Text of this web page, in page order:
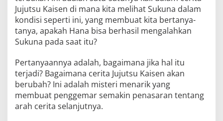
Jujutsu Kaisen di mana kita melihat Sukuna dalam
kondisi seperti ini, yang membuat kita bertanya-
tanya, apakah Hana bisa berhasil mengalahkan
Sukuna pada saat itu?
Pertanyaannya adalah, bagaimana jika hal itu
terjadi? Bagaimana cerita Jujutsu Kaisen akan
berubah? Ini adalah misteri menarik yang
membuat penggemar semakin penasaran tentang
arah cerita selanjutnya.